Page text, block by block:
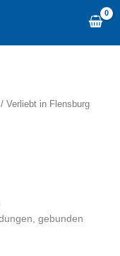
/ Verliebt in Flensburg
gebunden